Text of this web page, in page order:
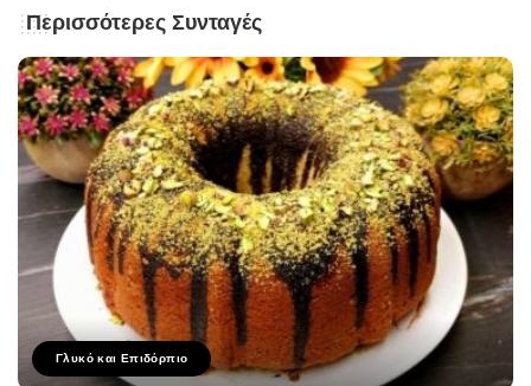
Περισσότερες Συνταγές
Γλυκό και Επιδόρπιο